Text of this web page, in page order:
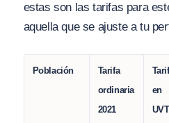
estas son las tarifas para
aquella que se ajuste a tu
Población
Tarifa
ordinaria
2021
en
UVT